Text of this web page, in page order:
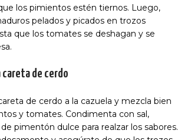
los pimientos estén tiernos. Luego,
pelados y picados en trozos
que los tomates se deshagan y se
careta de cerdo
de cerdo a la cazuela y mezcla bien
y tomates. Condimenta con sal,
pimentón dulce para realzar los sabores.